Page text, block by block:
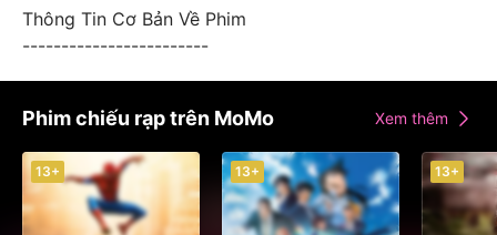
Thông Tin Cơ Bản Về Phim
------------------------
Phim chiếu rạp trên MoMo Xem thêm
13+ 13+ 13+